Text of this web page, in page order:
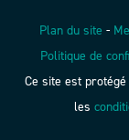
Plan du site -
Politique de
Ce site est protégé
les